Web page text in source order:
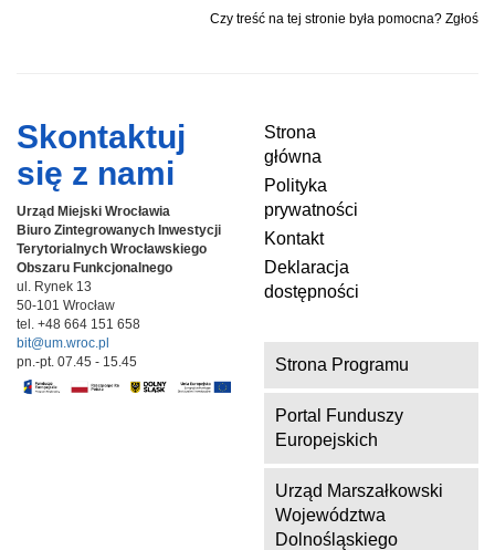
Czy treść na tej stronie była pomocna? Zgłoś
Skontaktuj
się z nami
Urząd Miejski Wrocławia
Biuro Zintegrowanych Inwestycji
Terytorialnych Wrocławskiego
Obszaru Funkcjonalnego
ul. Rynek 13
50-101 Wrocław
tel. +48 664 151 658
bit@um.wroc.pl
pn.-pt. 07.45 - 15.45
Strona
główna
Polityka
prywatności
Kontakt
Deklaracja
dostępności
Strona Programu
Portal Funduszy
Europejskich
Urząd Marszałkowski
Województwa
Dolnośląskiego